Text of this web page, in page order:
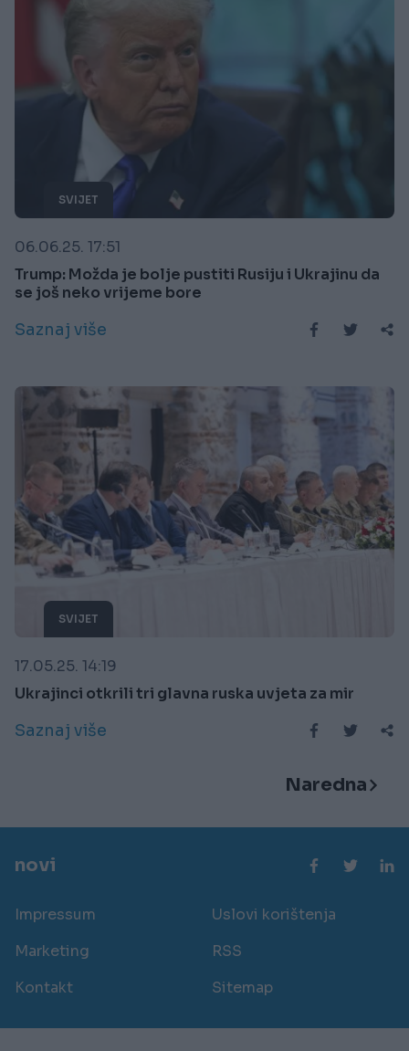
SVIJET
06.06.25. 17:51
Trump: Možda je bolje pustiti Rusiju i Ukrajinu da
se još neko vrijeme bore
Saznaj više
SVIJET
17.05.25. 14:19
Ukrajinci otkrili tri glavna ruska uvjeta za mir
Saznaj više
Naredna
novi
Impressum
Uslovi korištenja
Marketing
RSS
Kontakt
Sitemap